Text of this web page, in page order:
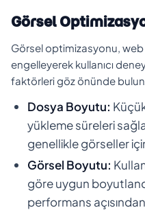
Görsel
Görsel optimizasyonu,
engelleyerek kullanıcı
faktörleri göz önünde
Dosya Boyutu:
yükleme süreleri
genellikle görseller
Görsel Boyutu:
göre uygun
performans